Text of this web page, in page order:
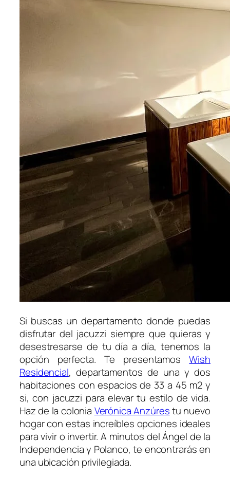
Si buscas un departamento donde puedas
disfrutar del jacuzzi siempre que quieras y
desestresarse de tu día a día, tenemos la
opción perfecta. Te presentamosWish
Residencial, departamentos de una y dos
habitaciones con espacios de 33 a 45 m2 y
si, con jacuzzi para elevar tu estilo de vida.
Haz de la colonia Verónica Anzúrestu nuevo
hogar con estas increíbles opciones ideales
para vivir o invertir. A minutos del Ángel de la
Independencia y Polanco, te encontrarás en
una ubicación privilegiada.